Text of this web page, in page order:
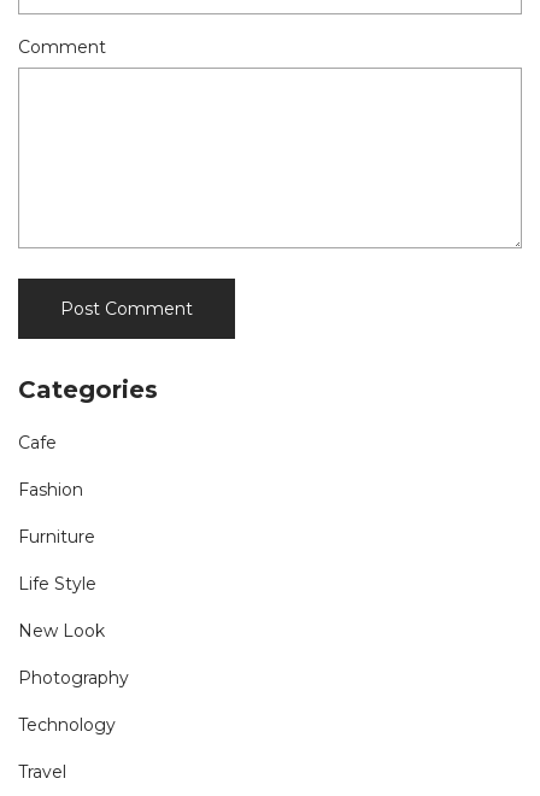
Comment
Categories
Cafe
Fashion
Furniture
Life Style
New Look
Photography
Technology
Travel